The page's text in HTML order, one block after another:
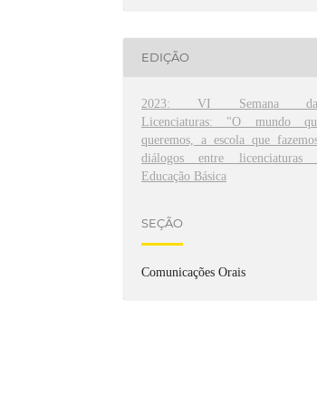
EDIÇÃO
2023: VI Semana
Licenciaturas: "O mundo
queremos, a escola que
diálogos entre licenciaturas
Educação Básica
SEÇÃO
Comunicações Orais